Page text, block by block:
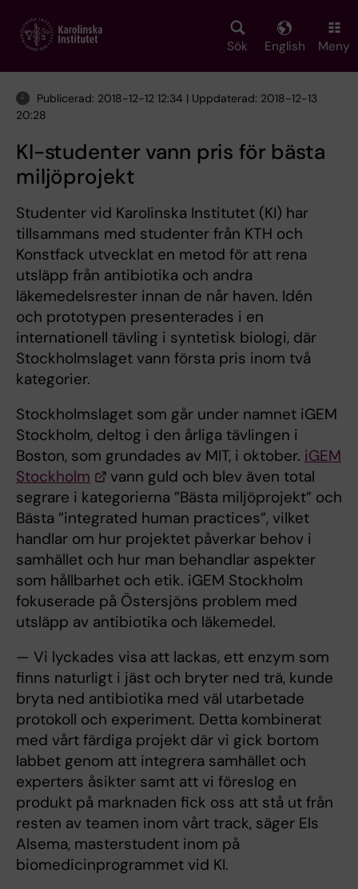
main
Sök English Meny
Publicerad: 2018-12-12 12:34 | Uppdaterad: 2018-12-13
20:28
KI-studenter vann pris för bästa
miljöprojekt
Studenter vid Karolinska Institutet (KI) har
tillsammans med studenter från KTH och
Konstfack utvecklat en metod för att rena
utsläpp från antibiotika och andra
läkemedelsrester innan de når haven. Idén
och prototypen presenterades i en
internationell tävling i syntetisk biologi, där
Stockholmslaget vann första pris inom två
kategorier.
Stockholmslaget som går under namnet iGEM
Stockholm, deltog i den årliga tävlingen i
Boston, som grundades av MIT, i oktober. iGEM
Stockholm
vann guld och blev även total
segrare i kategorierna ”Bästa miljöprojekt” och
Bästa ”integrated human practices”, vilket
handlar om hur projektet påverkar behov i
samhället och hur man behandlar aspekter
som hållbarhet och etik. iGEM Stockholm
fokuserade på Östersjöns problem med
utsläpp av antibiotika och läkemedel.
— Vi lyckades visa att lackas, ett enzym som
finns naturligt i jäst och bryter ned trä, kunde
bryta ned antibiotika med väl utarbetade
protokoll och experiment. Detta kombinerat
med vårt färdiga projekt där vi gick bortom
labbet genom att integrera samhället och
experters åsikter samt att vi föreslog en
produkt på marknaden fick oss att stå ut från
resten av teamen inom vårt track, säger Els
Alsema, masterstudent inom på
biomedicinprogrammet vid KI.